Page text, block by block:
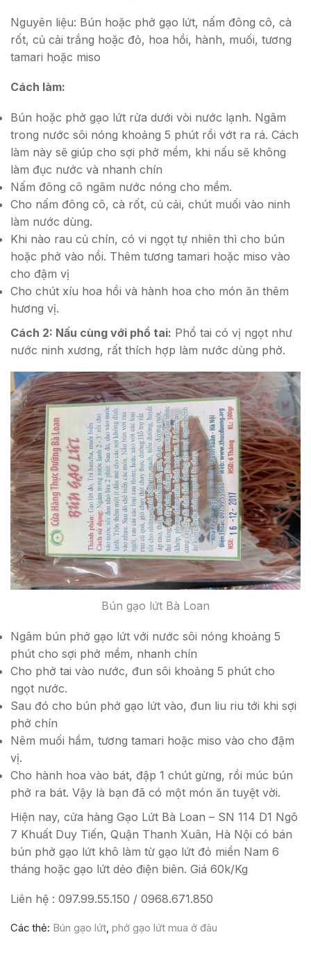
Nguyên liệu: Bún hoặc phở gạo lứt, nấm đông cô, cà
rốt, củ cải trắng hoặc đỏ, hoa hồi, hành, muối, tương
tamari hoặc miso
Cách làm:
Bún hoặc phở gạo lứt rửa dưới vòi nước lạnh. Ngâm
trong nước sôi nóng khoảng 5 phút rồi vớt ra rá. Cách
làm này sẽ giúp cho sợi phở mềm, khi nấu sẽ không
làm đục nước và nhanh chín
Nấm đông cô ngâm nước nóng cho mềm.
Cho nấm đông cô, cà rốt, củ cải, chút muối vào ninh
làm nước dùng.
Khi nào rau củ chín, có vi ngọt tự nhiên thì cho bún
hoặc phở vào nồi. Thêm tương tamari hoặc miso vào
cho đậm vị
Cho chút xíu hoa hồi và hành hoa cho món ăn thêm
hương vị.
Cách 2: Nấu cùng với phổ tai: Phổ tai có vị ngọt như
nước ninh xương, rất thích hợp làm nước dùng phở.
Bún gạo lứt Bà Loan
Ngâm bún phở gạo lứt với nước sôi nóng khoảng 5
phút cho sợi phở mềm, nhanh chín
Cho phở tai vào nước, đun sôi khoảng 5 phút cho
ngọt nước.
Sau đó cho bún phở gạo lứt vào, đun liu riu tới khi sợi
phở chín
Nêm muối hầm, tương tamari hoặc miso vào cho đậm
vị.
Cho hành hoa vào bát, đập 1 chút gừng, rồi múc bún
phở ra bát. Vậy là bạn đã có một món ăn tuyệt vời.
Hiện nay, cửa hàng Gạo Lứt Bà Loan – SN 114 D1 Ngõ
7 Khuất Duy Tiến, Quận Thanh Xuân, Hà Nội có bán
bún phở gạo lứt khô làm từ gạo lứt đỏ miền Nam 6
tháng hoặc gạo lứt dẻo điện biên. Giá 60k/Kg
Liên hệ : 097.99.55.150 / 0968.671.850
Các thẻ: Bún gạo lứt, phở gạo lứt mua ở đâu